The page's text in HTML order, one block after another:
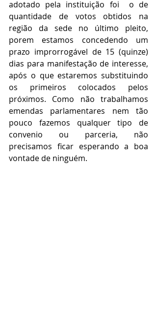
adotado pela instituição foi  o de
quantidade de votos obtidos na
região da sede no último pleito,
porem estamos concedendo um
prazo improrrogável de 15 (quinze)
dias para manifestação de interesse,
após o que estaremos substituindo
os primeiros colocados pelos
próximos. Como não trabalhamos
emendas parlamentares nem tão
pouco fazemos qualquer tipo de
convenio ou parceria, não
precisamos ficar esperando a boa
vontade de ninguém.